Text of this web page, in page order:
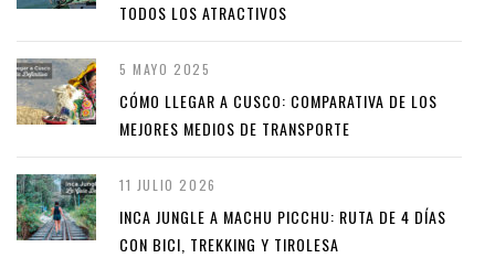
TODOS LOS ATRACTIVOS
5 MAYO 2025
CÓMO LLEGAR A CUSCO: COMPARATIVA DE LOS
MEJORES MEDIOS DE TRANSPORTE
11 JULIO 2026
INCA JUNGLE A MACHU PICCHU: RUTA DE 4 DÍAS
CON BICI, TREKKING Y TIROLESA